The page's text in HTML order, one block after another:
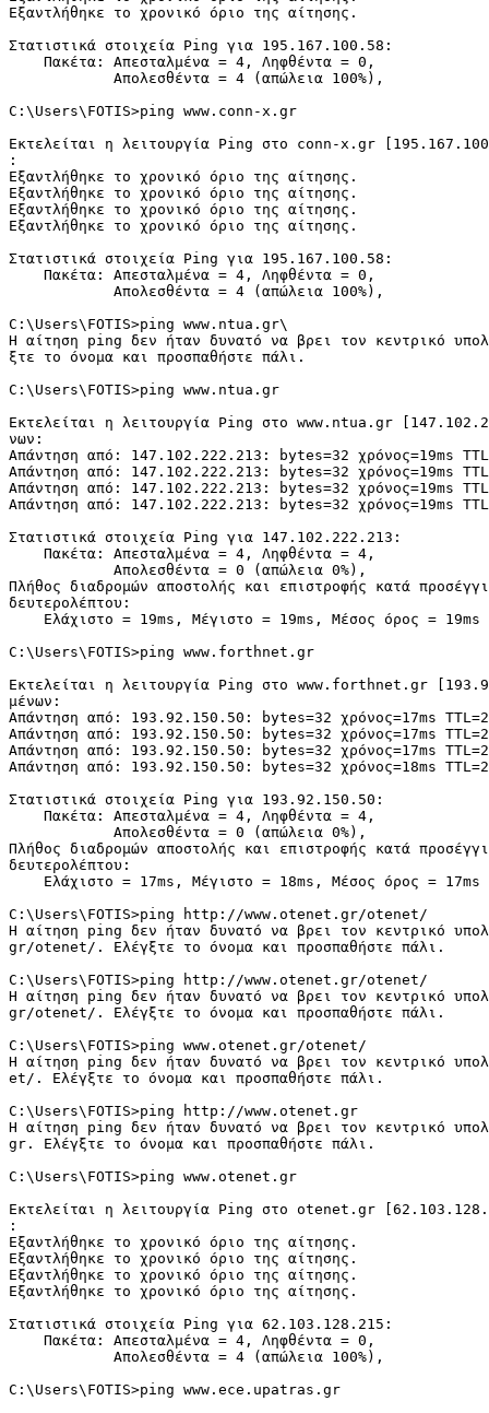
Εξαντλήθηκε το χρονικό όριο της αίτησης.
Στατιστικά στοιχεία Ping για 195.167.100.58:
    Πακέτα: Απεσταλμένα = 4, Ληφθέντα = 0,
            Απολεσθέντα = 4 (απώλεια 100%),
C:\Users\FOTIS>ping www.conn-x.gr
Εκτελείται η λειτουργία Ping στο conn-x.gr
:
Εξαντλήθηκε το χρονικό όριο της αίτησης.
Εξαντλήθηκε το χρονικό όριο της αίτησης.
Εξαντλήθηκε το χρονικό όριο της αίτησης.
Εξαντλήθηκε το χρονικό όριο της αίτησης.
Στατιστικά στοιχεία Ping για 195.167.100.58:
    Πακέτα: Απεσταλμένα = 4, Ληφθέντα = 0,
            Απολεσθέντα = 4 (απώλεια 100%),
C:\Users\FOTIS>ping www.ntua.gr\
Η αίτηση ping δεν ήταν δυνατό να βρει τον κεντρικό
ξτε το όνομα και προσπαθήστε πάλι.
C:\Users\FOTIS>ping www.ntua.gr
Εκτελείται η λειτουργία Ping στο www.ntua.gr
νων:
Απάντηση από: 147.102.222.213: bytes=32 χρόνος=19ms
Απάντηση από: 147.102.222.213: bytes=32 χρόνος=19ms
Απάντηση από: 147.102.222.213: bytes=32 χρόνος=19ms
Απάντηση από: 147.102.222.213: bytes=32 χρόνος=19ms
Στατιστικά στοιχεία Ping για 147.102.222.213:
    Πακέτα: Απεσταλμένα = 4, Ληφθέντα = 4,
            Απολεσθέντα = 0 (απώλεια 0%),
Πλήθος διαδρομών αποστολής και επιστροφής κατά
δευτερολέπτου:
    Ελάχιστο = 19ms, Μέγιστο = 19ms, Μέσος όρος = 19ms
C:\Users\FOTIS>ping www.forthnet.gr
Εκτελείται η λειτουργία Ping στο www.forthnet.gr
μένων:
Απάντηση από: 193.92.150.50: bytes=32 χρόνος=17ms
Απάντηση από: 193.92.150.50: bytes=32 χρόνος=17ms
Απάντηση από: 193.92.150.50: bytes=32 χρόνος=17ms
Απάντηση από: 193.92.150.50: bytes=32 χρόνος=18ms
Στατιστικά στοιχεία Ping για 193.92.150.50:
    Πακέτα: Απεσταλμένα = 4, Ληφθέντα = 4,
            Απολεσθέντα = 0 (απώλεια 0%),
Πλήθος διαδρομών αποστολής και επιστροφής κατά
δευτερολέπτου:
    Ελάχιστο = 17ms, Μέγιστο = 18ms, Μέσος όρος = 17ms
C:\Users\FOTIS>ping http://www.otenet.gr/otenet/
Η αίτηση ping δεν ήταν δυνατό να βρει τον κεντρικό
gr/otenet/. Ελέγξτε το όνομα και προσπαθήστε πάλι.
C:\Users\FOTIS>ping http://www.otenet.gr/otenet/
Η αίτηση ping δεν ήταν δυνατό να βρει τον κεντρικό
gr/otenet/. Ελέγξτε το όνομα και προσπαθήστε πάλι.
C:\Users\FOTIS>ping www.otenet.gr/otenet/
Η αίτηση ping δεν ήταν δυνατό να βρει τον κεντρικό
et/. Ελέγξτε το όνομα και προσπαθήστε πάλι.
C:\Users\FOTIS>ping http://www.otenet.gr
Η αίτηση ping δεν ήταν δυνατό να βρει τον κεντρικό
gr. Ελέγξτε το όνομα και προσπαθήστε πάλι.
C:\Users\FOTIS>ping www.otenet.gr
Εκτελείται η λειτουργία Ping στο otenet.gr
:
Εξαντλήθηκε το χρονικό όριο της αίτησης.
Εξαντλήθηκε το χρονικό όριο της αίτησης.
Εξαντλήθηκε το χρονικό όριο της αίτησης.
Εξαντλήθηκε το χρονικό όριο της αίτησης.
Στατιστικά στοιχεία Ping για 62.103.128.215:
    Πακέτα: Απεσταλμένα = 4, Ληφθέντα = 0,
            Απολεσθέντα = 4 (απώλεια 100%),
C:\Users\FOTIS>ping www.ece.upatras.gr